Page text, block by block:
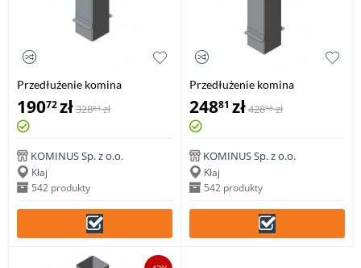
Przedłużenie komina
prostokątne 0,5mb gr.0,8mm
19072zł32883 zł
KOMINUS Sp. z o.o.
Kłaj
542 produkty
Przedłużenie komina
prostokątne 0,75mb gr.0,8mm
24881 zł42898 zł
KOMINUS Sp. z o.o.
Kłaj
542 produkty